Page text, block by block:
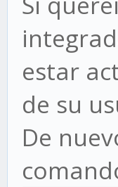
estar
de su
De